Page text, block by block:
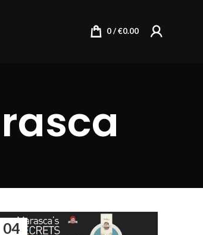
0/ €0.00
04